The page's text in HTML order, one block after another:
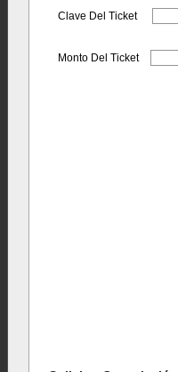
Clave Del Ticket
Monto Del Ticket